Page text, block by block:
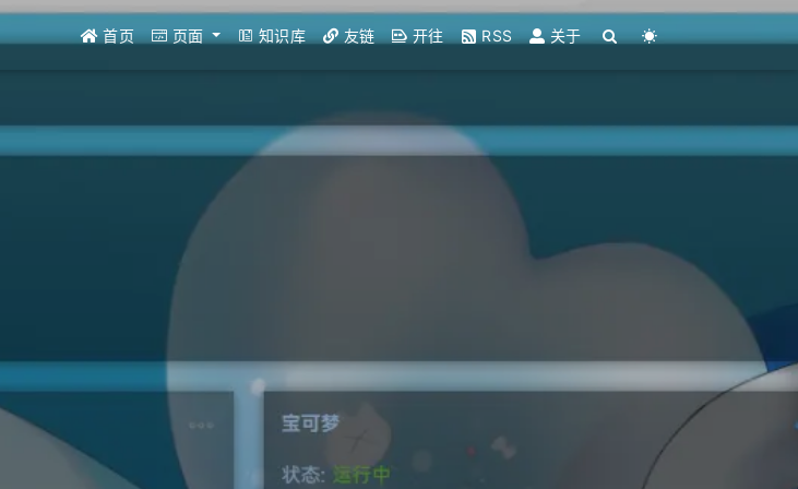
首页 页面 知识库 友链 开往 RSS 关于